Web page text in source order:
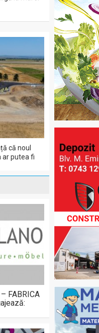
că noul
ar putea fi
FABRICA